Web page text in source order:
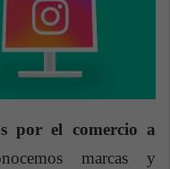
por el comercio a
marcas y